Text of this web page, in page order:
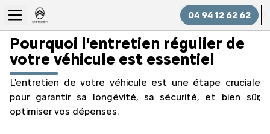
04 94 12 62 62
Pourquoi l'entretien régulier de
votre véhicule est essentiel
L'entretien de votre véhicule est une étape cruciale
pour garantir sa longévité, sa sécurité, et bien sûr,
optimiser vos dépenses.